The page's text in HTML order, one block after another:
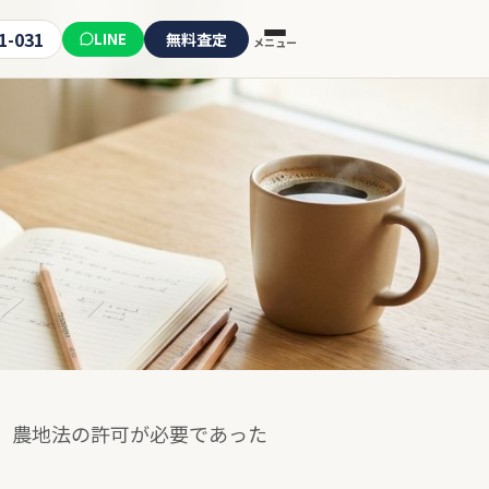
031 LINE 無料査定 メニュー
農地法の許可が必要であった